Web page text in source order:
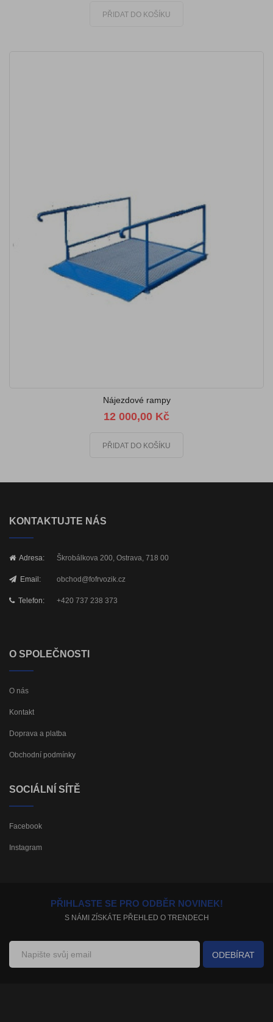
PŘIDAT DO KOŠÍKU
Nájezdové rampy
12 000,00 Kč
PŘIDAT DO KOŠÍKU
KONTAKTUJTE NÁS
Adresa: Škrobálkova 200, Ostrava, 718 00
Email: obchod@fofrvozik.cz
Telefon: +420 737 238 373
O SPOLEČNOSTI
O nás
Kontakt
Doprava a platba
Obchodní podmínky
SOCIÁLNÍ SÍTĚ
Facebook
Instagram
PŘIHLASTE SE PRO ODBĚR NOVINEK!
S NÁMI ZÍSKÁTE PŘEHLED O TRENDECH
ODEBÍRAT